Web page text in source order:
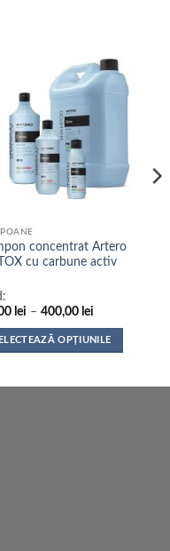
concentrat Artero
cu carbune activ
lei – 400,00 leiInterval
prețuri:
42,00 lei
OPȚIUNILE